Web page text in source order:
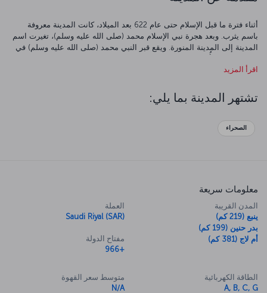
أثناء فترة ما قبل الإسلام حتى عام 622 بعد الميلاد، كانت المدينة معروفة
باسم يثرب. وبعد هجرة نبي الإسلام محمد (صلى الله عليه وسلم)، تغيرت اسم
المدينة إلى المدينة المنورة. ويقع قبر النبي محمد (صلى الله عليه وسلم) في
المسلمين الذين يؤدون مناسك العمرة. بالإضافة إلى مكة، تعتبر المدينة أهم
اقرأ المزيد
تشتهر المدينة بما يلي:
الصحراء
معلومات سريعة
المدن القريبة
ينبع (219 كم)
بدر حنين (199 كم)
أم لاج (381 كم)
العملة
Saudi Riyal (SAR)
مفتاح الدولة
+966
الطاقة الكهربائية
A, B, C, G
متوسط سعر القهوة
N/A